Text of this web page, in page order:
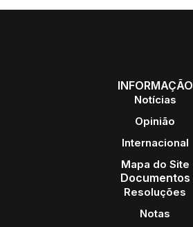
INFORMAÇÃO
Notícias
Opinião
Internacional
Mapa do Site
Documentos
Resoluções
Notas